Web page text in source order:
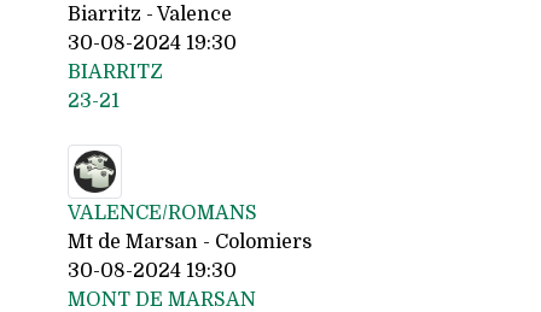
Biarritz - Valence
30-08-2024 19:30
BIARRITZ
23-21
VALENCE/ROMANS
Mt de Marsan - Colomiers
30-08-2024 19:30
MONT DE MARSAN